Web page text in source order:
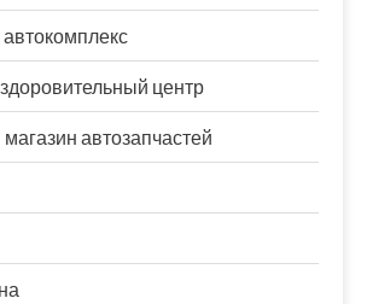
автокомплекс
центр
автозапчастей